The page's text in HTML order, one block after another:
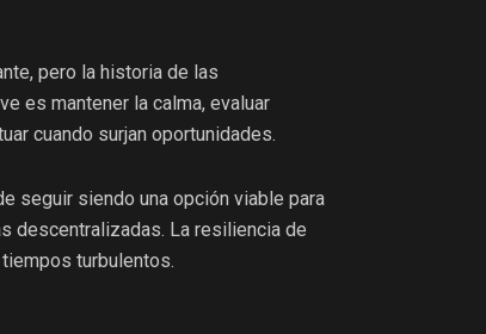
pero la historia de las
es mantener la calma, evaluar
cuando surjan oportunidades.
seguir siendo una opción viable para
descentralizadas. La resiliencia de
turbulentos.